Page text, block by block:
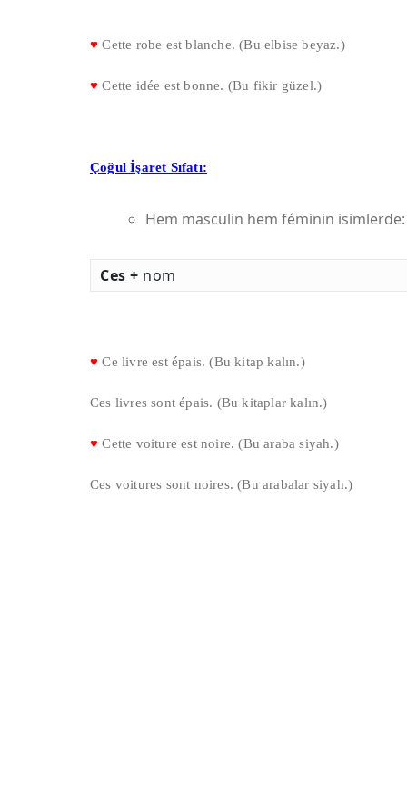
♥ Cette robe est blanche. (Bu elbise beyaz.)
♥ Cette idée est bonne. (Bu fikir güzel.)
Çoğul İşaret Sıfatı:
Hem masculin hem féminin isimlerde:
Ces + nom
♥ Ce livre est épais. (Bu kitap kalın.)
Ces livres sont épais. (Bu kitaplar kalın.)
♥ Cette voiture est noire. (Bu araba siyah.)
Ces voitures sont noires. (Bu arabalar siyah.)